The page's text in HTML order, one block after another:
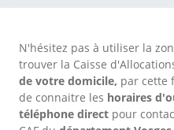
N'hésitez pas à utiliser la
trouver la Caisse
de votre domicile, par cette
de connaitre les horaires
téléphone direct pour